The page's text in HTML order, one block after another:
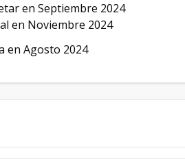
en Septiembre 2024
en Noviembre 2024
en Agosto 2024